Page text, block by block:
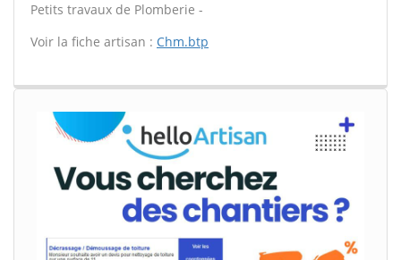
Petits travaux de Plomberie -
Voir la fiche artisan : Chm.btp